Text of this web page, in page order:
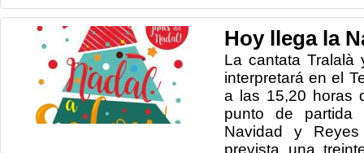
Hoy llega la
La cantata
interpretará en el
a las 15,20 horas
punto de partida
Navidad y
prevista una